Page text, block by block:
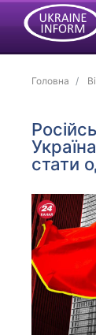
Головна
стати